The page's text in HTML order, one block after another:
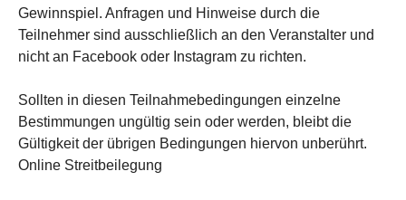
Gewinnspiel. Anfragen und Hinweise durch die
Teilnehmer sind ausschließlich an den Veranstalter und
nicht an Facebook oder Instagram zu richten.
Sollten in diesen Teilnahmebedingungen einzelne
Bestimmungen ungültig sein oder werden, bleibt die
Gültigkeit der übrigen Bedingungen hiervon unberührt.
Online Streitbeilegung